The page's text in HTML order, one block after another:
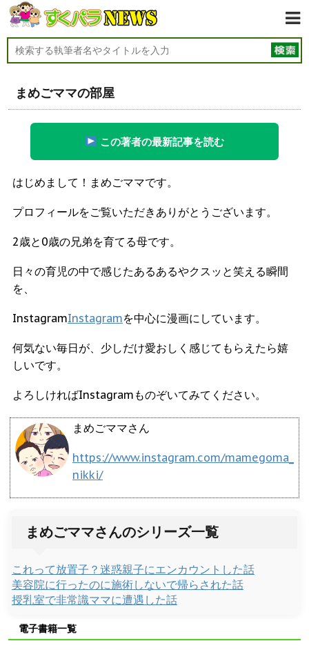
まめごママの部屋
この著者の最新記事を読む
はじめまして！まめごママです。
プロフィールをご覧いただきありがとうございます。
2歳と0歳の兄弟を育てる母です。
日々の育児の中で感じたあるあるやクスッと笑える瞬間
を、
InstagramInstagramを中心に漫画にしています。
何気ない毎日が、少しだけ愛おしく感じてもらえたら嬉
しいです。
よろしければInstagramものぞいてみてください。
まめごママさん
https://www.instagram.com/mamegoma_
nikki/
まめごママさんのシリーズ一覧
これって放置子？迷惑親子にエンカウントした話
美容院に行ったのに施術しないで帰らされた話
授乳室で非常識ママに遭遇した話
電子書籍一覧